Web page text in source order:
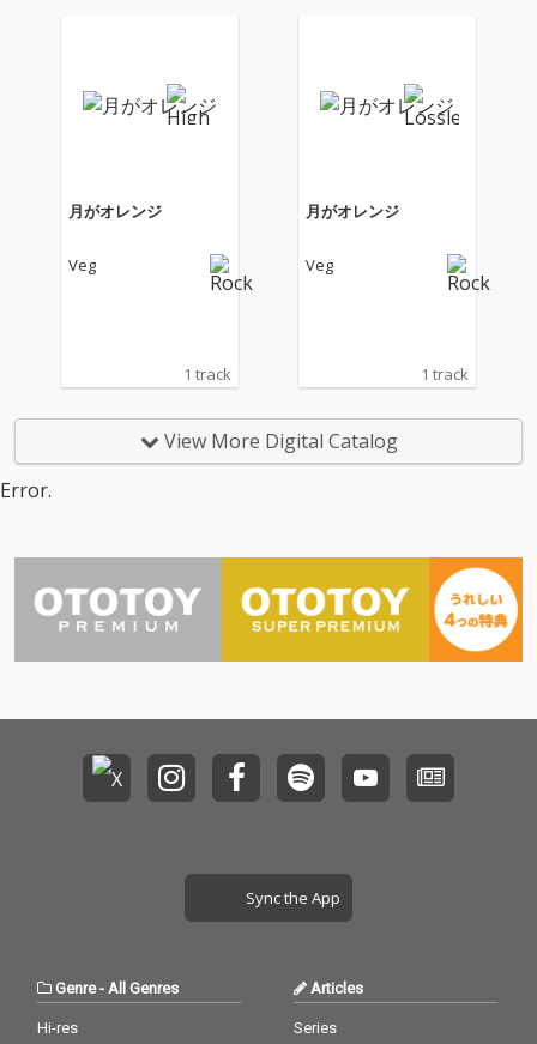
月がオレンジ
Veg
1 track
月がオレンジ
Veg
1 track
View More Digital Catalog
Error.
Sync the App
Genre- All Genres
Hi-res
Articles
Series